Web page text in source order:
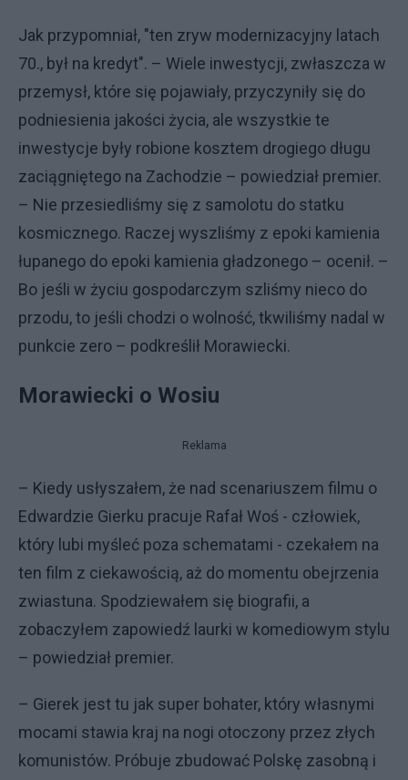
Jak przypomniał, "ten zryw modernizacyjny latach
70., był na kredyt". – Wiele inwestycji, zwłaszcza w
przemysł, które się pojawiały, przyczyniły się do
podniesienia jakości życia, ale wszystkie te
inwestycje były robione kosztem drogiego długu
zaciągniętego na Zachodzie – powiedział premier.
– Nie przesiedliśmy się z samolotu do statku
kosmicznego. Raczej wyszliśmy z epoki kamienia
łupanego do epoki kamienia gładzonego – ocenił. –
Bo jeśli w życiu gospodarczym szliśmy nieco do
przodu, to jeśli chodzi o wolność, tkwiliśmy nadal w
punkcie zero – podkreślił Morawiecki.
Morawiecki o Wosiu
Reklama
– Kiedy usłyszałem, że nad scenariuszem filmu o
Edwardzie Gierku pracuje Rafał Woś - człowiek,
który lubi myśleć poza schematami - czekałem na
ten film z ciekawością, aż do momentu obejrzenia
zwiastuna. Spodziewałem się biografii, a
zobaczyłem zapowiedź laurki w komediowym stylu
– powiedział premier.
– Gierek jest tu jak super bohater, który własnymi
mocami stawia kraj na nogi otoczony przez złych
komunistów. Próbuje zbudować Polskę zasobną i